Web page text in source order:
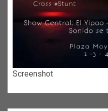
Screenshot